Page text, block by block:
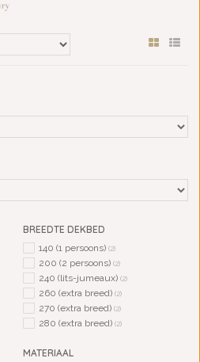
BREEDTE DEKBED
140 (1 persoons) (2)
200 (2 persoons) (2)
240 (lits-jumeaux) (2)
260 (extra breed) (2)
270 (extra breed) (2)
280 (extra breed) (2)
MATERIAAL